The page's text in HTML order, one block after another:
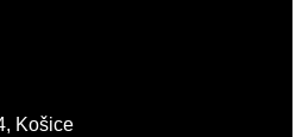
Košice